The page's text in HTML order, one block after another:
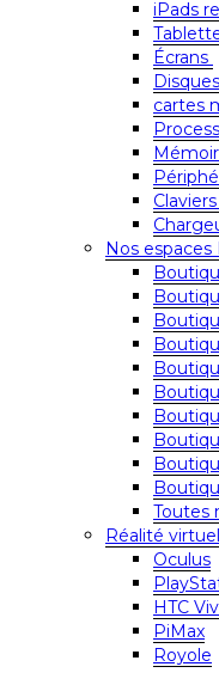
iPads
Écrans
cartes
Nos espaces
Toutes
Réalité
Oculus
HTC
PiMax
Royole